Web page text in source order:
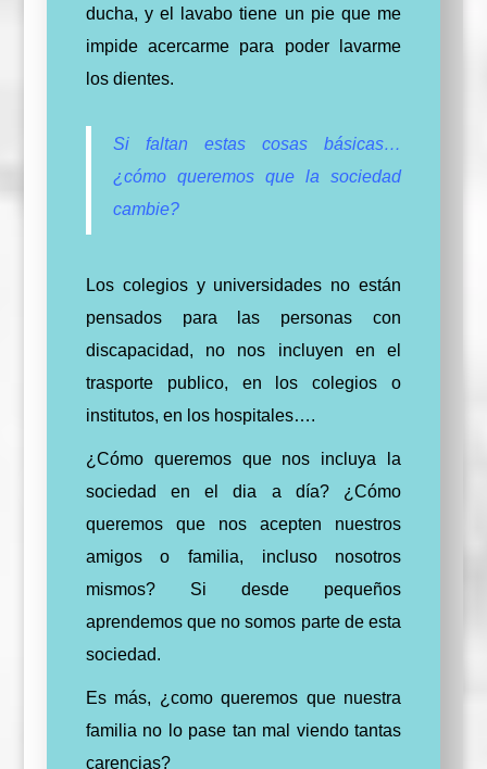
ducha, y el lavabo tiene un pie que me
impide acercarme para poder lavarme
los dientes.
Si faltan estas cosas básicas…
¿cómo queremos que la sociedad
cambie?
Los colegios y universidades no están
pensados para las personas con
discapacidad, no nos incluyen en el
trasporte publico, en los colegios o
institutos, en los hospitales….
¿Cómo queremos que nos incluya la
sociedad en el dia a día? ¿Cómo
queremos que nos acepten nuestros
amigos o familia, incluso nosotros
mismos? Si desde pequeños
aprendemos que no somos parte de esta
sociedad.
Es más, ¿como queremos que nuestra
familia no lo pase tan mal viendo tantas
carencias?